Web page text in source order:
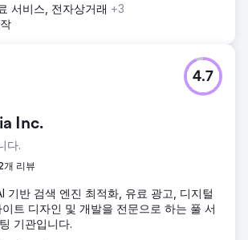
서비스, 전자상거래 +3
Inc.
다.
개 리뷰
4.7
기반 검색 엔진 최적화, 유료 광고, 디지털
트 디자인 및 개발을 전문으로 하는 풀 서
기관입니다.